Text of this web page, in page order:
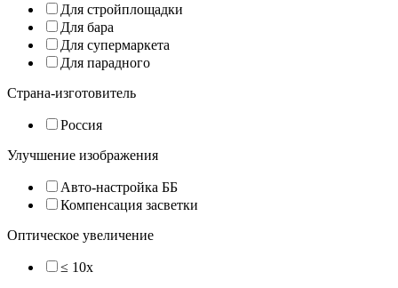
Для стройплощадки
Для бара
Для супермаркета
Для парадного
Страна-изготовитель
Россия
Улучшение изображения
Авто-настройка ББ
Компенсация засветки
Оптическое увеличение
≤ 10x